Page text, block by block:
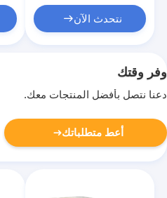
نتحدث الآن
وفر وقتك
دعنا نتصل بأفضل المنتجات معك.
أعط متطلباتك